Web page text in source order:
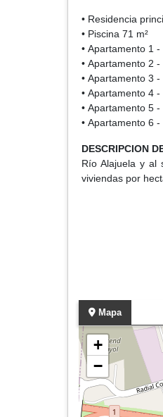
• Residencia
• Piscina 71 m²
• Apartamento 1 -
• Apartamento 2 -
• Apartamento 3 -
• Apartamento 4 -
• Apartamento 5 -
• Apartamento 6 -
DESCRIPCION
Río Alajuela y al
viviendas por
Mapa
+
−